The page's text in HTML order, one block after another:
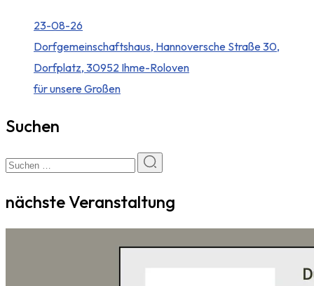
23-08-26
Dorfgemeinschaftshaus, Hannoversche Straße 30,
Dorfplatz, 30952 Ihme-Roloven
für unsere Großen
Suchen
nächste Veranstaltung